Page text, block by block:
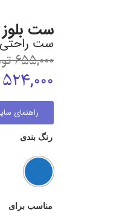
ست بلوز
ست راحتی
655,000
524,000
راهنمای
رنگ بندی
مناسب برای